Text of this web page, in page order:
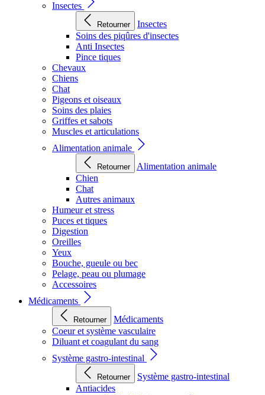
Insectes
Retourner
Insectes
Soins des piqûres d'insectes
Anti Insectes
Pince tiques
Chevaux
Chiens
Chat
Pigeons et oiseaux
Soins des plaies
Griffes et sabots
Muscles et articulations
Alimentation animale
Retourner
Alimentation animale
Chien
Chat
Autres animaux
Humeur et stress
Puces et tiques
Digestion
Oreilles
Yeux
Bouche, gueule ou bec
Pelage, peau ou plumage
Accessoires
Médicaments
Retourner
Médicaments
Coeur et système vasculaire
Diluant et coagulant du sang
Système gastro-intestinal
Retourner
Système gastro-intestinal
Antiacides